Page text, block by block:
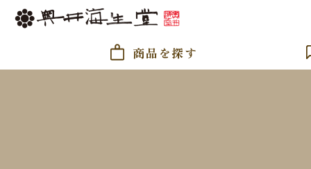
商品を探す